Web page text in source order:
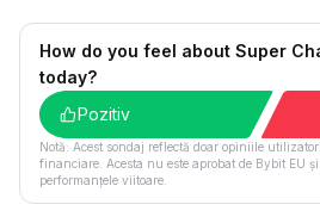
How do you feel about Super
today?
Pozitiv
Notă: Acest sondaj reflectă doar opiniile
financiare. Acesta nu este aprobat de Bybit EU
performanțele viitoare.